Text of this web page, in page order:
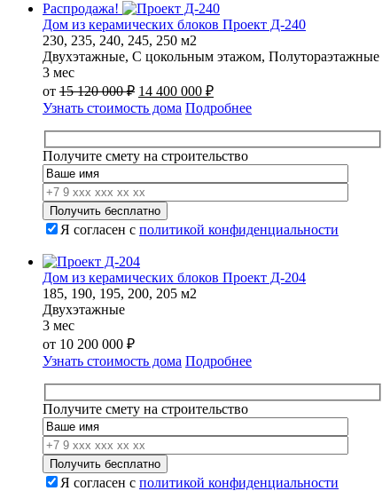
Распродажа!
Дом из керамических блоков Проект Д-240
230, 235, 240, 245, 250 м2
Двухэтажные, С цокольным этажом, Полутораэтажные
3 мес
от 15 120 000₽ Первоначальная
цена
составляла
15
120
000 ₽.
14 400 000 ₽Текущая
цена:
14
400
000 ₽.
Узнать стоимость дома Подробнее
Получите смету на строительство
Я согласен с политикой конфиденциальности
Дом из керамических блоков Проект Д-204
185, 190, 195, 200, 205 м2
Двухэтажные
3 мес
от 10 200 000 ₽
Узнать стоимость дома Подробнее
Получите смету на строительство
Я согласен с политикой конфиденциальности